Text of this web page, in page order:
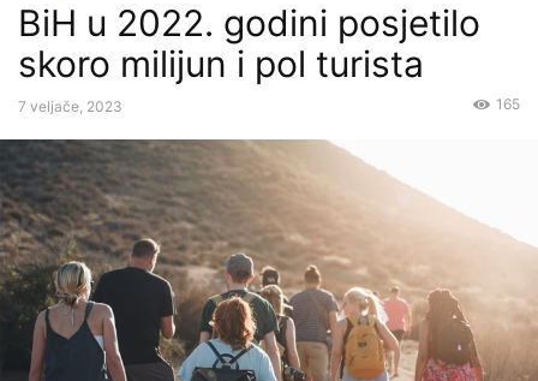
BiH u 2022. godini posjetilo
skoro milijun i pol turista
7 veljače, 2023 165